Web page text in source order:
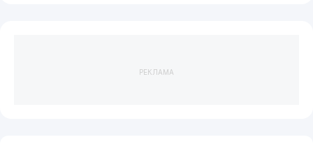
РЕКЛАМА